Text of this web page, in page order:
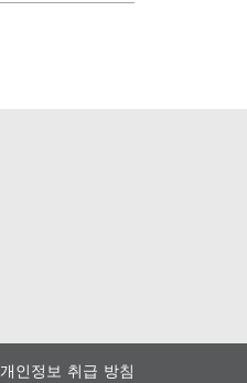
개인정보 취급 방침